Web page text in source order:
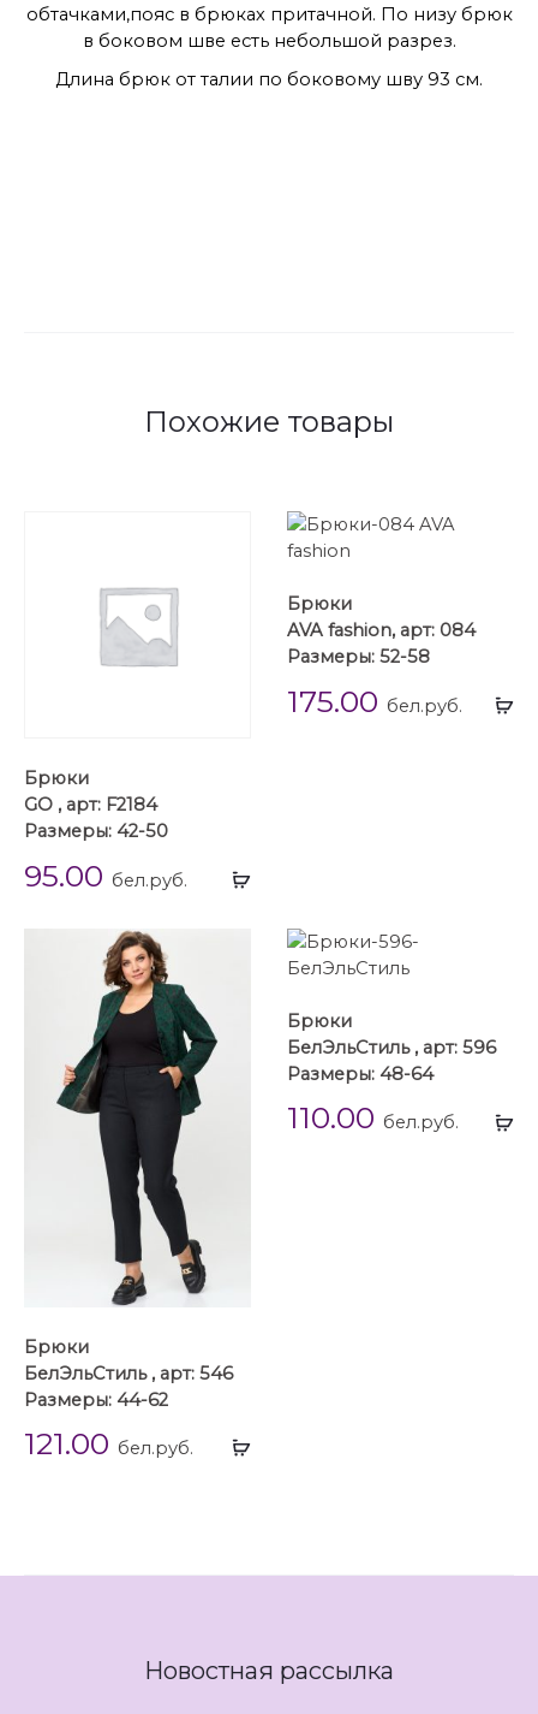
обтачками,пояс в брюках притачной. По низу брюк
в боковом шве есть небольшой разрез.
Длина брюк от талии по боковому шву 93 см.
Похожие товары
Выбрать
Брюки
GO , арт: F2184
Размеры: 42-50
95.00 бел.руб.
Брюки
AVA fashion, арт: 084
Размеры: 52-58
175.00 бел.руб.
Выбрать
Брюки
БелЭльСтиль , арт: 546
Размеры: 44-62
121.00 бел.руб.
Брюки
БелЭльСтиль , арт: 596
Размеры: 48-64
110.00 бел.руб.
Новостная рассылка